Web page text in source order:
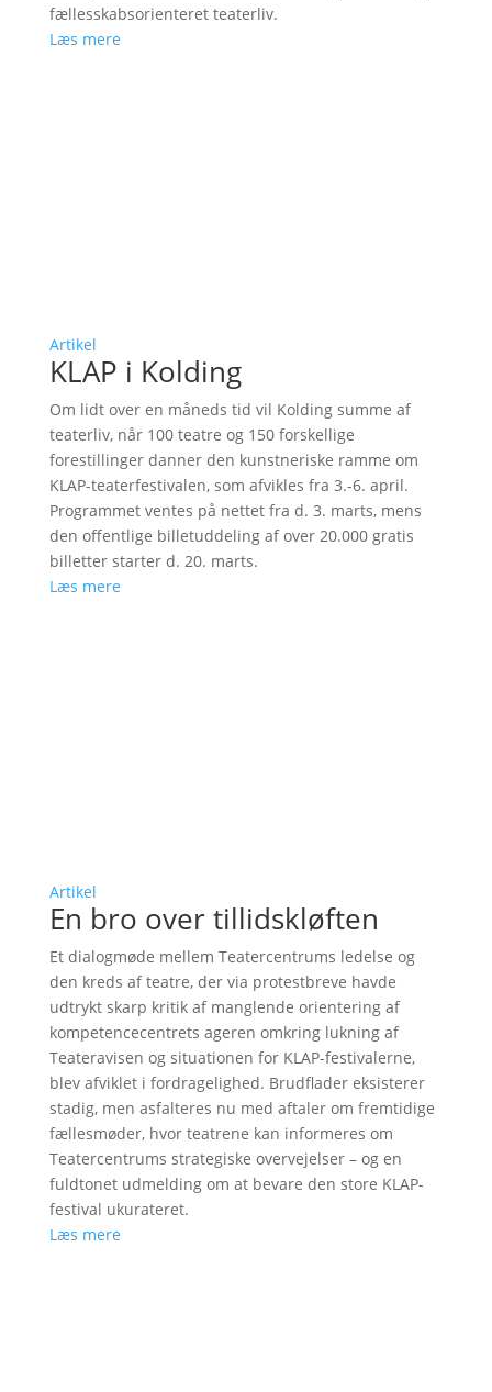
fællesskabsorienteret teaterliv.
Læs mere
Artikel
KLAP i Kolding
Om lidt over en måneds tid vil Kolding summe af
teaterliv, når 100 teatre og 150 forskellige
forestillinger danner den kunstneriske ramme om
KLAP-teaterfestivalen, som afvikles fra 3.-6. april.
Programmet ventes på nettet fra d. 3. marts, mens
den offentlige billetuddeling af over 20.000 gratis
billetter starter d. 20. marts.
Læs mere
Artikel
En bro over tillidskløften
Et dialogmøde mellem Teatercentrums ledelse og
den kreds af teatre, der via protestbreve havde
udtrykt skarp kritik af manglende orientering af
kompetencecentrets ageren omkring lukning af
Teateravisen og situationen for KLAP-festivalerne,
blev afviklet i fordragelighed. Brudflader eksisterer
stadig, men asfalteres nu med aftaler om fremtidige
fællesmøder, hvor teatrene kan informeres om
Teatercentrums strategiske overvejelser – og en
fuldtonet udmelding om at bevare den store KLAP-
festival ukurateret.
Læs mere